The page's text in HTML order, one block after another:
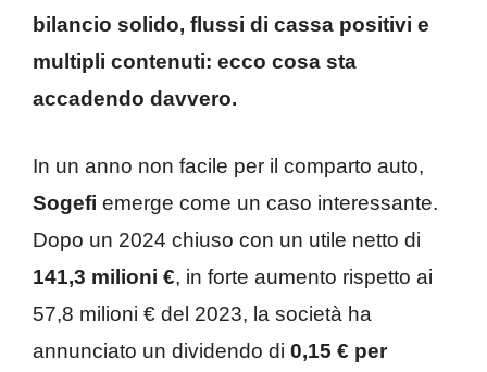
bilancio solido, flussi di cassa positivi e
multipli contenuti: ecco cosa sta
accadendo davvero.
In un anno non facile per il comparto auto,
Sogefi emerge come un caso interessante.
Dopo un 2024 chiuso con un utile netto di
141,3 milioni €, in forte aumento rispetto ai
57,8 milioni € del 2023, la società ha
annunciato un dividendo di 0,15 € per